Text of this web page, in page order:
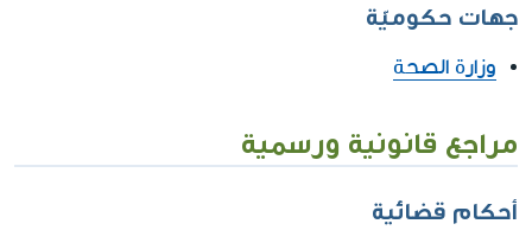
جهات حكوميّة
وزارة الصحة
مراجع قانونية ورسمية
أحكام قضائية